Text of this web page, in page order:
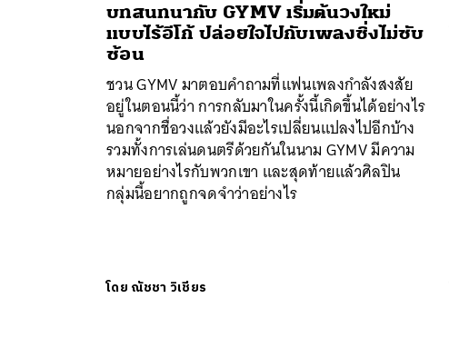
บทสนทนากับ GYMV เริ่มต้นวงใหม่
แบบไร้อีโก้ ปล่อยใจไปกับเพลงซิ่งไม่ซับ
ซ้อน
ชวน GYMV มาตอบคำถามที่แฟนเพลงกำลังสงสัย
อยู่ในตอนนี้ว่า การกลับมาในครั้งนี้เกิดขึ้นได้อย่างไร
นอกจากชื่อวงแล้วยังมีอะไรเปลี่ยนแปลงไปอีกบ้าง
รวมทั้งการเล่นดนตรีด้วยกันในนาม GYMV มีความ
หมายอย่างไรกับพวกเขา และสุดท้ายแล้วศิลปิน
กลุ่มนี้อยากถูกจดจำว่าอย่างไร
โดย ณัชชา วิเชียร